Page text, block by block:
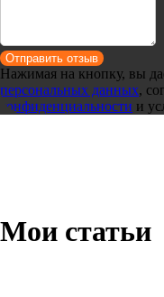
Отправить отзыв
Нажимая на кнопку, вы
персональных данных,
конфиденциальности и
Мои статьи